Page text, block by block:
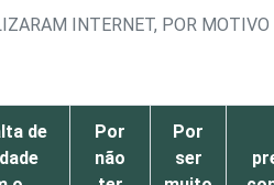
INTERNET, POR
de
Por
não
Por
ser